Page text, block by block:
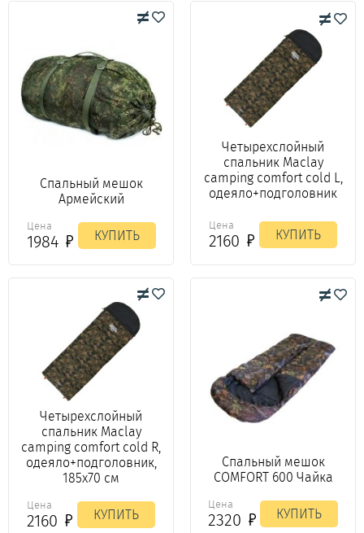
Спальный мешок
Армейский
Цена
1984 КУПИТЬ
Четырехслойный
спальник Maclay
camping comfort cold L,
одеяло+подголовник
Цена
2160 КУПИТЬ
Четырехслойный
спальник Maclay
camping comfort cold R,
одеяло+подголовник,
185х70 см
Цена
2160 КУПИТЬ
Спальный мешок
COMFORT 600 Чайка
Цена
2320 КУПИТЬ